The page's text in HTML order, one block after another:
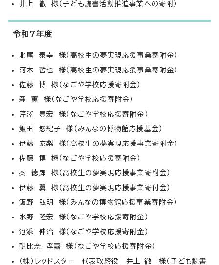
井上 徹 様（子ども読書活動推進事業への寄附）
令和7年度
北尾 泰幸 様（高校生の夢実現応援事業寄附金）
河本 哲也 様（高校生の夢実現応援事業寄附金）
佐藤 博 様（なごや学校応援寄附金）
森 薫 様（なごや学校応援寄附金）
芹澤 豊宏 様（なごや学校応援寄附金）
飯田 悠紀子 様（みんなの博物館応援基金）
伊藤 友梨 様（高校生の夢実現応援事業寄附金）
佐藤 博 様（なごや学校応援寄附金）
秦 徳郎 様（高校生の夢実現応援事業寄附金）
伊藤 翼 様（高校生の夢実現応援事業寄付金）
飯野 弘明 様（みんなの博物館応援事業寄附金）
水野 隆宏 様（なごや学校応援寄附金）
池添 伸治 様（なごや学校応援寄附金）
朝比奈 孝嘉 様（なごや学校応援寄附金）
（株）レッドスター 代表取締役 井上 徹 様（子ども読書